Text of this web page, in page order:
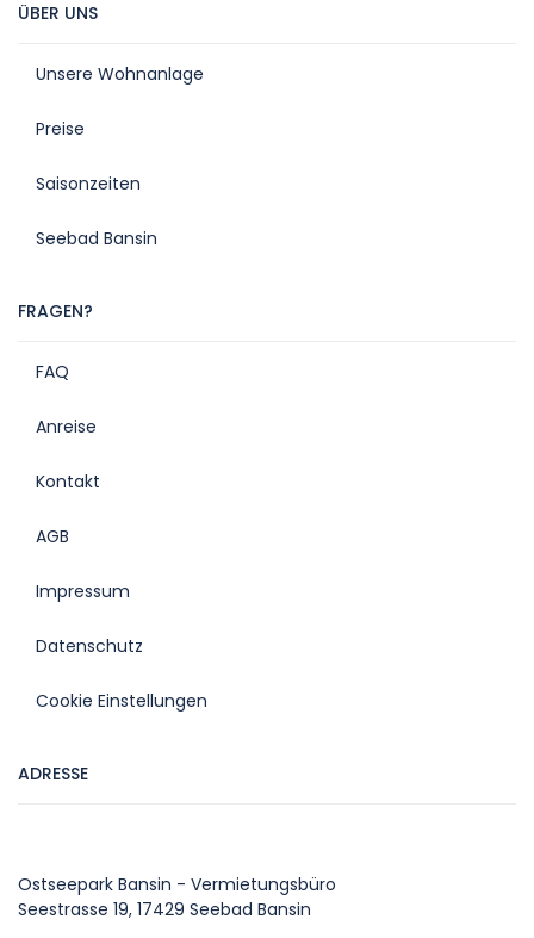
ÜBER UNS
Unsere Wohnanlage
Preise
Saisonzeiten
Seebad Bansin
FRAGEN?
FAQ
Anreise
Kontakt
AGB
Impressum
Datenschutz
Cookie Einstellungen
ADRESSE
Ostseepark Bansin - Vermietungsbüro
Seestrasse 19, 17429 Seebad Bansin